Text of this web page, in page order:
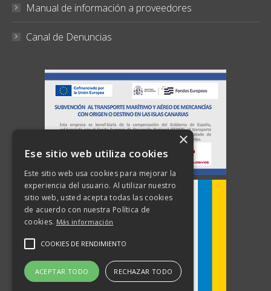
Manual de información a proveedores
Canal de Denuncias
×
Ese sitio web utiliza cookies
Este sitio web usa cookies para mejorar la
experiencia del usuario. Al utilizar nuestro
sitio web, usted acepta todas las cookies
de acuerdo con nuestra Política de
cookies. Más información
COOKIES DE RENDIMIENTO
ACEPTAR TODO RECHAZAR TODO